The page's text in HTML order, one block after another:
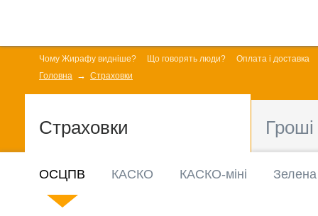
Чому Жирафу видніше? Що говорять люди?
Оплата і доставка
Головна
Страховки
Страховки Гроші
ОСЦПВ КАСКО КАСКО-міні